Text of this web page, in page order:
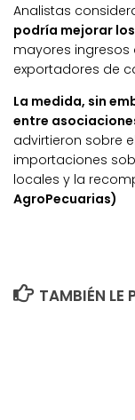
Analistas
podría mejorar
mayores
exportadores de
La medida, sin
entre
advirtieron sobre
importaciones
locales y la
AgroPecuarias)
TAMBIÉN LE